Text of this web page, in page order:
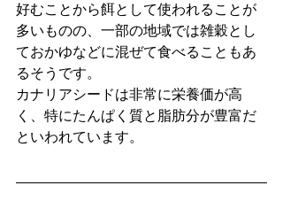
好むことから餌として使われることが
多いものの、一部の地域では雑穀とし
ておかゆなどに混ぜて食べることもあ
るそうです。
カナリアシードは非常に栄養価が高
く、特にたんぱく質と脂肪分が豊富だ
といわれています。